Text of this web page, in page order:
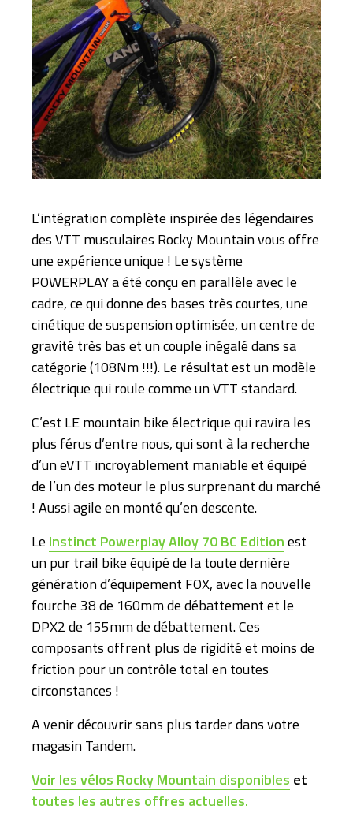
L’intégration complète inspirée des légendaires
des VTT musculaires Rocky Mountain vous offre
une expérience unique ! Le système
POWERPLAY a été conçu en parallèle avec le
cadre, ce qui donne des bases très courtes, une
cinétique de suspension optimisée, un centre de
gravité très bas et un couple inégalé dans sa
catégorie (108Nm !!!). Le résultat est un modèle
électrique qui roule comme un VTT standard.
C’est LE mountain bike électrique qui ravira les
plus férus d’entre nous, qui sont à la recherche
d’un eVTT incroyablement maniable et équipé
de l’un des moteur le plus surprenant du marché
! Aussi agile en monté qu’en descente.
Le Instinct Powerplay Alloy 70 BC Editionest
un pur trail bike équipé de la toute dernière
génération d’équipement FOX, avec la nouvelle
fourche 38 de 160mm de débattement et le
DPX2 de 155mm de débattement. Ces
composants offrent plus de rigidité et moins de
friction pour un contrôle total en toutes
circonstances !
A venir découvrir sans plus tarder dans votre
magasin Tandem.
Voir les vélos Rocky Mountain disponibles et
toutes les autres offres actuelles.